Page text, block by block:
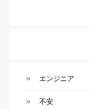
エンジニア
不安